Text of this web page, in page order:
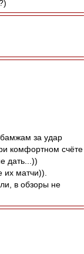
за удар
комфортном счёте
дать...))
матчи)).
в обзоры не